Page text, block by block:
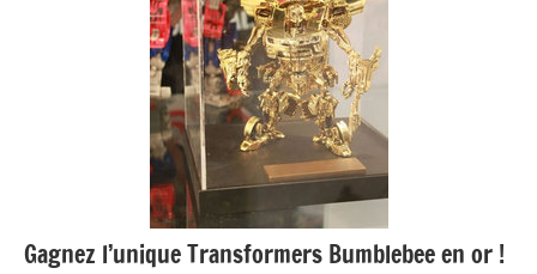
Gagnez l’unique Transformers Bumblebee en or !